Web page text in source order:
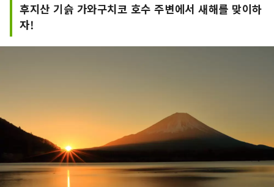
후지산 기슭 가와구치코 호수 주변에서 새해를 맞이하
자!